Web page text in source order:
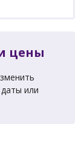
цены
или